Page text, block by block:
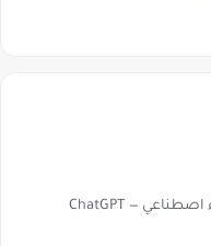
بروتوكول MCP يربط واتساب بأي أداة ذكاء اصطناعي — ChatGPT